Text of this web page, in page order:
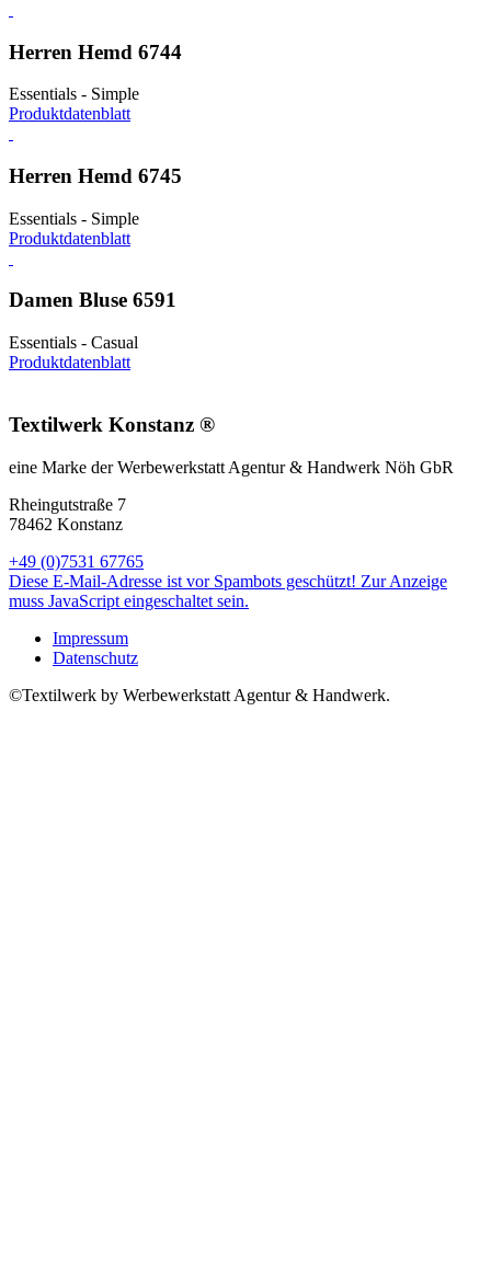
Herren Hemd 6744
Essentials - Simple
Produktdatenblatt
Herren Hemd 6745
Essentials - Simple
Produktdatenblatt
Damen Bluse 6591
Essentials - Casual
Produktdatenblatt
Textilwerk Konstanz ®
eine Marke der Werbewerkstatt Agentur & Handwerk Nöh GbR
Rheingutstraße 7
78462 Konstanz
+49 (0)7531 67765
Diese E-Mail-Adresse ist vor Spambots geschützt! Zur Anzeige
muss JavaScript eingeschaltet sein.
Impressum
Datenschutz
©Textilwerk by Werbewerkstatt Agentur & Handwerk.